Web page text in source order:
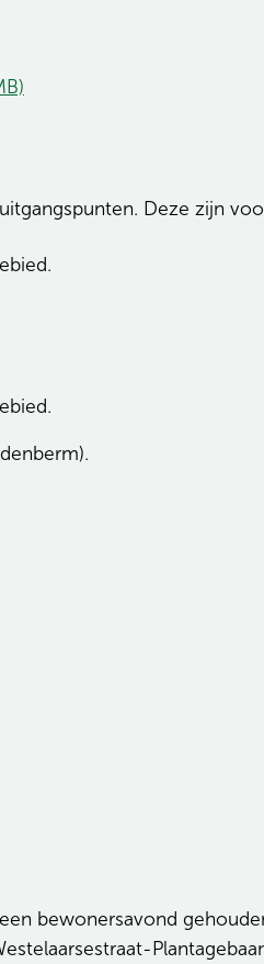
Deze zijn
bewonersavond